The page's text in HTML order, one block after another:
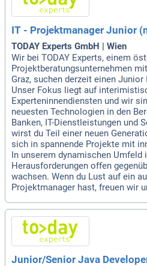
IT - Projektmanager Junior
TODAY Experts GmbH | Wien
Wir bei TODAY Experts, einem
Projektberatungsunternehmen
Graz, suchen derzeit einen
Unser Fokus liegt auf
Experteninnendiensten und wir
neuesten Technologien in den
Banken, IT-Dienstleistungen und
wirst du Teil einer neuen
sich in spannende Projekte mit
In unserem dynamischen
Herausforderungen offen
wachsen. Wenn du Lust auf ein
Projektmanager hast, freuen wir
Junior/Senior Java